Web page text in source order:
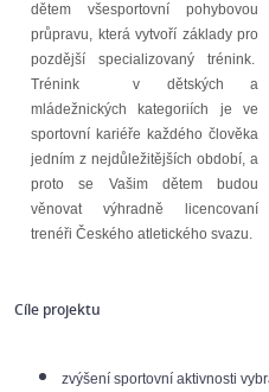
dětem všesportovní pohybovou
průpravu, která vytvoří základy pro
pozdější specializovaný trénink.
Trénink v dětských a
mládežnických kategoriích je ve
sportovní kariéře každého člověka
jedním z nejdůležitějších období, a
proto se Vašim dětem budou
věnovat výhradně licencovaní
trenéři Českého atletického svazu.
Cíle projektu
zvýšení sportovní aktivnosti